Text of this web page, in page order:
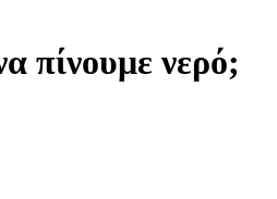
πίνουμε νερό;